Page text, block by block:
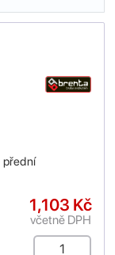
přední
1,103 Kč
včetně DPH